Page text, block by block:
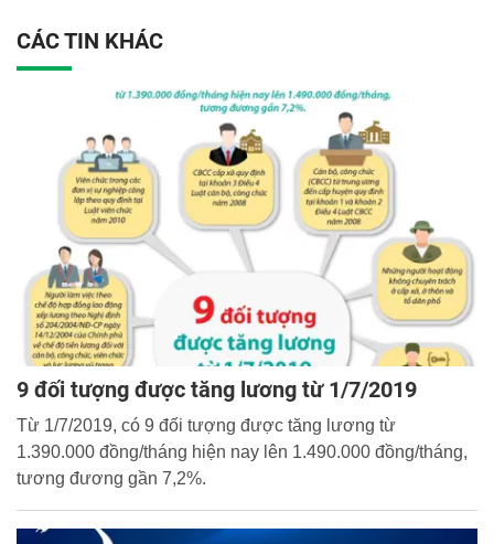
CÁC TIN KHÁC
9 đối tượng được tăng lương từ 1/7/2019
Từ 1/7/2019, có 9 đối tượng được tăng lương từ
1.390.000 đồng/tháng hiện nay lên 1.490.000 đồng/tháng,
tương đương gần 7,2%.